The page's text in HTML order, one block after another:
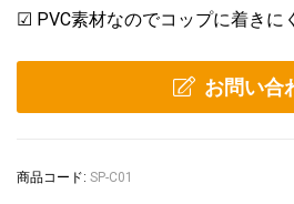
☑ PVC素材なのでコップに着きに
お問い合
商品コード: SP-C01